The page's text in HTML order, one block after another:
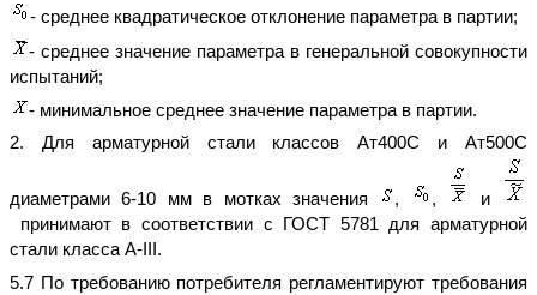
- среднее квадратическое отклонение параметра в партии;
- среднее значение параметра в генеральной совокупности
испытаний;
- минимальное среднее значение параметра в партии.
2. Для арматурной стали классов Ат400С и Ат500С
диаметрами 6-10 мм в мотках значения , ,
и
принимают в соответствии с ГОСТ 5781 для арматурной
стали класса А-III.
5.7 По требованию потребителя регламентируют требования